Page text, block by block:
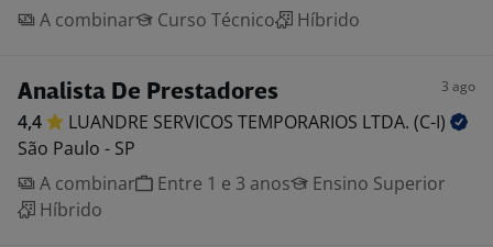
A combinar
Curso Técnico Híbrido
Analista De Prestadores 3 ago
4,4 LUANDRE SERVICOS TEMPORARIOS LTDA. (C-I)
São Paulo - SP
A combinar
Entre 1 e 3 anos
Ensino Superior
Híbrido